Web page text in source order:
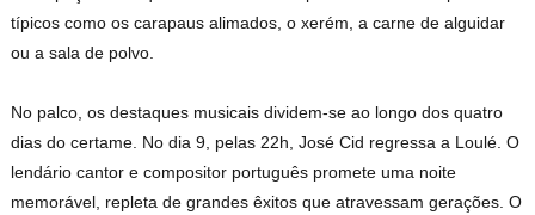
típicos como os carapaus alimados, o xerém, a carne de alguidar
ou a sala de polvo.
No palco, os destaques musicais dividem-se ao longo dos quatro
dias do certame. No dia 9, pelas 22h, José Cid regressa a Loulé. O
lendário cantor e compositor português promete uma noite
memorável, repleta de grandes êxitos que atravessam gerações. O